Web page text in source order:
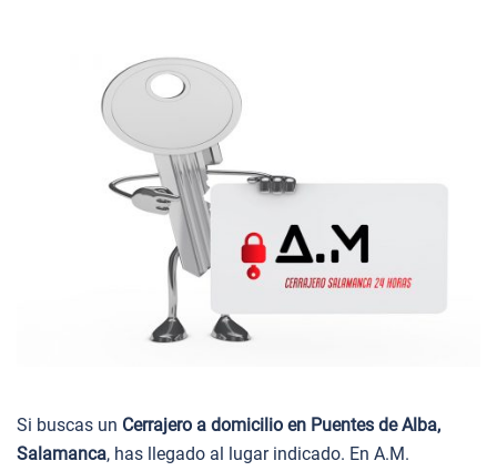
Si buscas un Cerrajero a domicilio en Puentes de Alba,
Salamanca, has llegado al lugar indicado. En A.M.